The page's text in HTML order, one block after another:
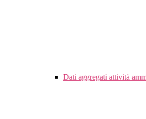
Dati aggregati attività